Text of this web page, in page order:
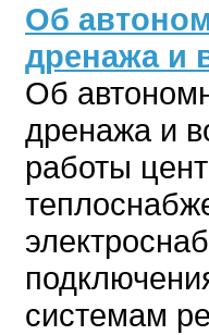
Об
дренажа и
Об
дренажа и
работы
системам